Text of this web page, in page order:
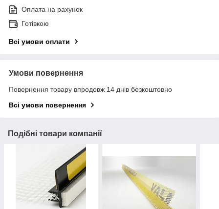
Оплата на рахунок
Готівкою
Всі умови оплати
Умови повернення
Повернення товару впродовж 14 днів безкоштовно
Всі умови повернення
Подібні товари компанії